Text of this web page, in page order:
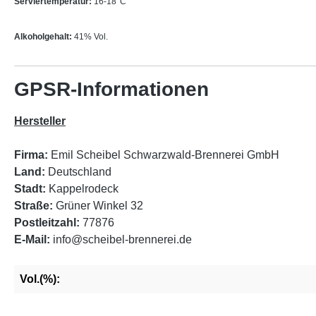
Alkoholgehalt: 41% Vol.
GPSR-Informationen
Hersteller
Firma: Emil Scheibel Schwarzwald-Brennerei GmbH
Land: Deutschland
Stadt: Kappelrodeck
Straße: Grüner Winkel 32
Postleitzahl: 77876
E-Mail: info@scheibel-brennerei.de
Vol.(%):